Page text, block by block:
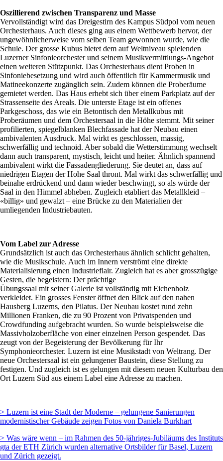
Oszillierend zwischen Transparenz und Masse
Vervollständigt wird das Dreigestirn des Kampus Südpol vom neuen
Orchesterhaus. Auch dieses ging aus einem Wettbewerb hervor, der
ungewöhnlicherweise vom selben Team gewonnen wurde, wie die
Schule. Der grosse Kubus bietet dem auf Weltniveau spielenden
Luzerner Sinfonieorchester und seinem Musikvermittlungs-Angebot
einen weiteren Stützpunkt. Das Orchesterhaus dient Proben in
Sinfoniebesetzung und wird auch öffentlich für Kammermusik und
Matineekonzerte zugänglich sein. Zudem können die Proberäume
gemietet werden. Das Haus erhebt sich über einem Parkplatz auf der
Strassenseite des Areals. Die unterste Etage ist ein offenes
Parkgeschoss, das wie ein Betontisch den Metallkubus mit
Proberäumen und dem Orchestersaal in die Höhe stemmt. Mit seiner
profilierten, spiegelblanken Blechfassade hat der Neubau einen
ambivalenten Ausdruck. Mal wirkt es geschlossen, massig,
schwerfällig und technoid. Aber sobald die Wetterstimmung wechselt
dann auch transparent, mystisch, leicht und heiter. Ähnlich spannend
ambivalent wirkt die Fassadengliederung. Sie deutet an, dass auf
niedrigen Etagen der Hohe Saal thront. Mal wirkt das schwerfällig und
beinahe erdrückend und dann wieder beschwingt, so als würde der
Saal in den Himmel abheben. Zugleich etabliert das Metallkleid –
«billig» und gewalzt – eine Brücke zu den Materialien der
umliegenden Industriebauten.
Vom Label zur Adresse
Grundsätzlich ist auch das Orchesterhaus ähnlich schlicht gehalten,
wie die Musikschule. Auch im Innern verströmt eine direkte
Materialisierung einen Industrieflair. Zugleich hat es aber grosszügige
Gesten, die begeistern: Der prächtige
Übungssaal mit seiner Galerie ist vollständig mit Eichenholz
verkleidet. Ein grosses Fenster öffnet den Blick auf den nahen
Hausberg Luzerns, den Pilatus. Der Neubau kostet rund zehn
Millionen Franken, die zu 90 Prozent von Privatspenden und
Crowdfunding aufgebracht wurden. So wurde beispielsweise die
Massivholzoberfläche von einer einzelnen Person gespendet. Das
zeugt von der Begeisterung der Bevölkerung für Ihr
Symphonieorchester. Luzern ist eine Musikstadt von Weltrang. Der
neue Orchestersaal ist ein gelungener Baustein, diese Stellung zu
festigen. Und zugleich ist es gelungen mit diesem neuen Kulturbau den
Ort Luzern Süd aus einem Label eine Adresse zu machen.
> Luzern ist eine Stadt der Moderne – gelungene Sanierungen
modernistischer Gebäude zeigen Fotos von Daniela Burkhart
> Was wäre wenn – im Rahmen des 50-jähriges-Jubiläums des Instituts
gta der ETH Zürich wurden alternative Ortsbilder für Basel, Luzern
und Zürich gezeigt.